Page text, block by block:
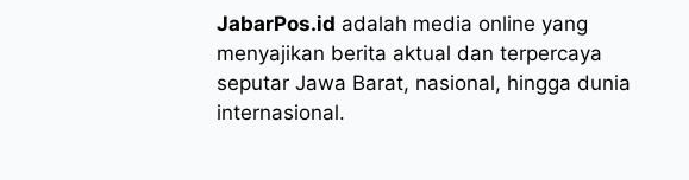
JabarPos.id adalah media online yang
menyajikan berita aktual dan terpercaya
seputar Jawa Barat, nasional, hingga dunia
internasional.